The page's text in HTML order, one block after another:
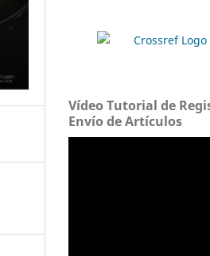
Vídeo Tutorial de
Envío de Artículos